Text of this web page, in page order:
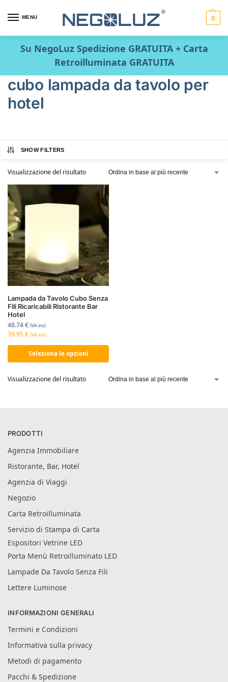
MENU 0
Su NegoLuz Spedizione GRATUITA + Carta
Retroilluminata GRATUITA
cubo lampada da tavolo per
hotel
SHOW FILTERS
Visualizzazione del risultato
Lampada da Tavolo Cubo Senza
Fili Ricaricabili Ristorante Bar
Hotel
48.74€ IVA incl.
39.95€ IVA escl.
Seleziona le opzioni
Visualizzazione del risultato
PRODOTTI
Agenzia Immobiliare
Ristorante, Bar, Hotel
Agenzia di Viaggi
Negozio
Carta Retroilluminata
Servizio di Stampa di Carta
Espositori Vetrine LED
Porta Menù Retroilluminato LED
Lampade Da Tavolo Senza Fili
Lettere Luminose
INFORMAZIONI GENERALI
Termini e Condizioni
Informativa sulla privacy
Metodi di pagamento
Pacchi & Spedizione